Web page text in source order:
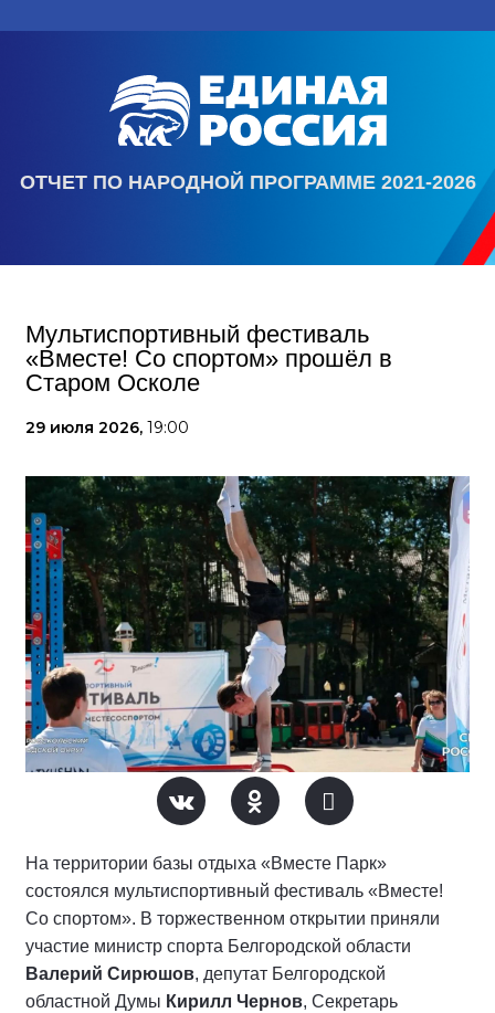
ОТЧЕТ ПО НАРОДНОЙ ПРОГРАММЕ 2021-2026
Мультиспортивный фестиваль
«Вместе! Со спортом» прошёл в
Старом Осколе
29 июля 2026, 19:00
На территории базы отдыха «Вместе Парк»
состоялся мультиспортивный фестиваль «Вместе!
Со спортом». В торжественном открытии приняли
участие министр спорта Белгородской области
Валерий Сирюшов, депутат Белгородской
областной Думы Кирилл Чернов, Секретарь